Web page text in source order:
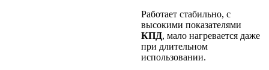
Работает стабильно, с
высокими показателями
КПД, мало нагревается даже
при длительном
использовании.